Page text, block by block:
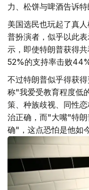
力、松饼与啤酒告诉
美国选民也玩起了真
普扮演者，似乎以此
示，即使特朗普获得
52%的支持率击败
不过特朗普似乎得获
称"我爱受教育程度低
策、种族歧视、同性
治正确，而"大嘴"特
确"，这点恐怕是他如